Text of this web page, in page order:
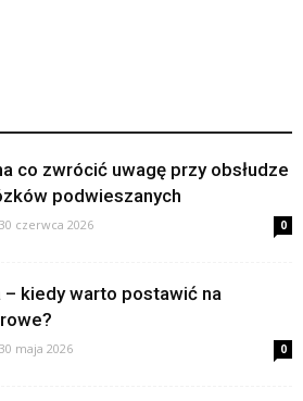
co zwrócić uwagę przy obsłudze
podwieszanych
30 czerwca 2026 0
kiedy warto postawić na
30 maja 2026 0